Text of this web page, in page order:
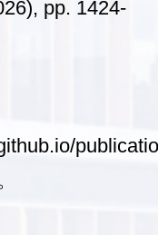
pp. 1424-